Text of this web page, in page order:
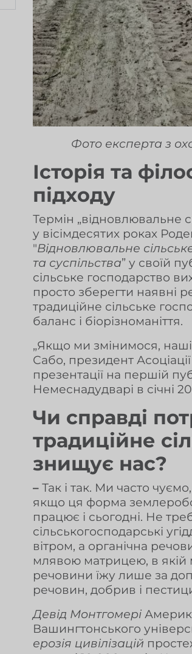
Фото експерта з
Історія та
підходу
Термін „відновлювальне
у вісімдесятих роках
"Відновлювальне
та суспільства” у своїй
сільське господарство
просто зберегти наявні
традиційне сільське
баланс і біорізноманіття.
„Якщо ми змінимося, наші
Сабо, президент
презентації на першій
Немеснадудварі в січні
Чи справді
традиційне
знищує нас?
– Так і так. Ми часто
якщо ця форма
працює і сьогодні. Не
сільськогосподарські
вітром, а органічна
млявою матрицею, в
речовини їжу лише за
речовин, добрив і
Девід Монтгомері
Вашингтонського
ерозія цивілізацій